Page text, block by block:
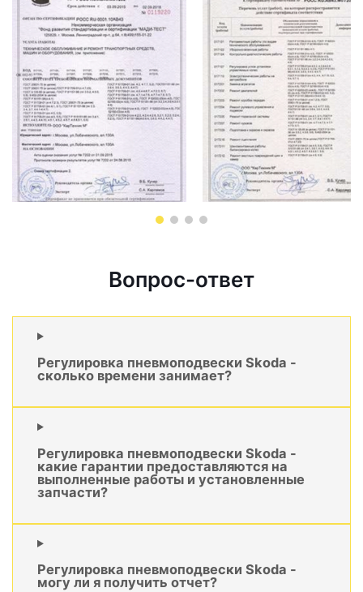
Вопрос-ответ
Регулировка пневмоподвески Skoda -
сколько времени занимает?
Регулировка пневмоподвески Skoda -
какие гарантии предоставляются на
выполненные работы и установленные
запчасти?
Регулировка пневмоподвески Skoda -
могу ли я получить отчет?